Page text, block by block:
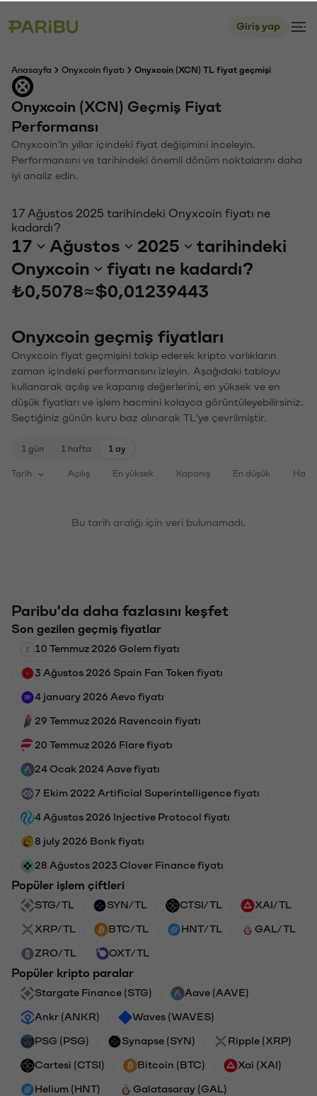
Giriş yap
Anasayfa Onyxcoin fiyatı Onyxcoin (XCN) TL fiyat geçmişi
Onyxcoin (XCN) Geçmiş Fiyat
Performansı
Onyxcoin'in yıllar içindeki fiyat değişimini inceleyin.
Performansını ve tarihindeki önemli dönüm noktalarını daha
iyi analiz edin.
17 Ağustos 2025 tarihindeki Onyxcoin fiyatı ne
kadardı?
17 Ağustos 2025
tarihindeki
Onyxcoin
fiyatı ne kadardı?
₺0,5078≈$0,01239443
Onyxcoin geçmiş fiyatları
Onyxcoin fiyat geçmişini takip ederek kripto varlıkların
zaman içindeki performansını izleyin. Aşağıdaki tabloyu
kullanarak açılış ve kapanış değerlerini, en yüksek ve en
düşük fiyatları ve işlem hacmini kolayca görüntüleyebilirsiniz.
Seçtiğiniz günün kuru baz alınarak TL'ye çevrilmiştir.
1 gün 1 hafta 1 ay
Tarih Açılış En yüksek Kapanış En düşük
Bu tarih aralığı için veri bulunamadı.
Paribu'da daha fazlasını keşfet
Son gezilen geçmiş fiyatlar
10 Temmuz 2026 Golem fiyatı
3 Ağustos 2026 Spain Fan Token fiyatı
4 january 2026 Aevo fiyatı
29 Temmuz 2026 Ravencoin fiyatı
20 Temmuz 2026 Flare fiyatı
24 Ocak 2024 Aave fiyatı
7 Ekim 2022 Artificial Superintelligence fiyatı
4 Ağustos 2026 Injective Protocol fiyatı
8 july 2026 Bonk fiyatı
28 Ağustos 2023 Clover Finance fiyatı
Popüler işlem çiftleri
STG/TL SYN/TL CTSI/TL XAI/TL
XRP/TL BTC/TL HNT/TL GAL/TL
ZRO/TL OXT/TL
Popüler kripto paralar
Stargate Finance (STG) Aave (AAVE)
Ankr (ANKR) Waves (WAVES)
PSG (PSG) Synapse (SYN) Ripple (XRP)
Cartesi (CTSI) Bitcoin (BTC) Xai (XAI)
Helium (HNT) Galatasaray (GAL)